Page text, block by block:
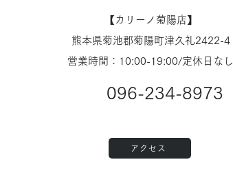
【​カリーノ菊陽店】
熊本県菊池郡菊陽町津久礼2422-4
営業時間：10:00-19:00/定休日なし
096-234-8973
アクセス